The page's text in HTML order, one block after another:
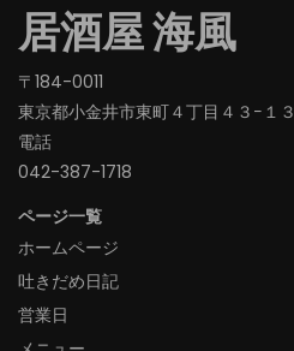
居酒屋 海風
〒184-0011
東京都小金井市東町４丁目４３−１３
電話
042-387-1718‬
ページ一覧
ホームページ
吐きだめ日記
営業日